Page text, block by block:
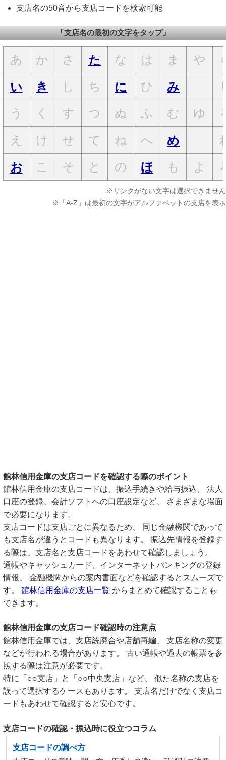
支店名の50音から支店コードを検索可能
「支店名の最初の文字をタップ」
あ か さ た な は ま や
い
き し ち に ひ み
う
く す つ ぬ ふ む ゆ
え
け せ て ね へ め
お
こ そ と の ほ も よ
※リンクがない文字は選択できません
※「A-Z」は最初の文字がアルファベットの支店を表示
館林信用金庫の支店コードを確認する際のポイント
館林信用金庫の支店コードは、振込手続きや給与振込、 法人
口座の登録、会計ソフトへの口座設定など、 さまざまな場面
で必要になります。
支店コードは支店ごとに異なるため、 同じ金融機関であって
も支店名が違うとコードも異なります。 振込先情報を登録す
る際は、支店名と支店コードをあわせて確認しましょう。
通帳やキャッシュカード、インターネットバンキングの登録
情報、 金融機関からの案内書面などを確認するとスムーズで
す。 館林信用金庫の支店一覧 からまとめて確認することも
できます。
館林信用金庫の支店コード確認時の注意点
館林信用金庫では、支店統廃合や店舗再編、 支店名称の変更
などが行われる場合があります。 古い通帳や過去の帳票を参
照する際は注意が必要です。
特に「○○支店」と「○○中央支店」など、 似た名称の支店を
誤って選択するケースもあります。 支店名だけでなく支店コ
ードもあわせて確認すると安心です。
支店コードの確認・振込時に役立つコラム
支店コードの調べ方